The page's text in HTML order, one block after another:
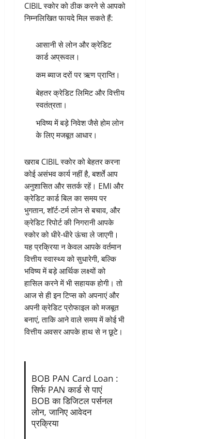
CIBIL स्कोर को ठीक करने से आपको
निम्नलिखित फायदे मिल सकते हैं:
आसानी से लोन और क्रेडिट
कार्ड अप्रूवल।
कम ब्याज दरों पर ऋण प्राप्ति।
बेहतर क्रेडिट लिमिट और वित्तीय
स्वतंत्रता।
भविष्य में बड़े निवेश जैसे होम लोन
के लिए मजबूत आधार।
खराब CIBIL स्कोर को बेहतर करना
कोई असंभव कार्य नहीं है, बशर्ते आप
अनुशासित और सतर्क रहें। EMI और
क्रेडिट कार्ड बिल का समय पर
भुगतान, शॉर्ट-टर्म लोन से बचाव, और
क्रेडिट रिपोर्ट की निगरानी आपके
स्कोर को धीरे-धीरे ऊंचा ले जाएगी।
यह प्रक्रिया न केवल आपके वर्तमान
वित्तीय स्वास्थ्य को सुधारेगी, बल्कि
भविष्य में बड़े आर्थिक लक्ष्यों को
हासिल करने में भी सहायक होगी। तो
आज से ही इन टिप्स को अपनाएं और
अपनी क्रेडिट प्रोफाइल को मजबूत
बनाएं, ताकि आने वाले समय में कोई भी
वित्तीय अवसर आपके हाथ से न छूटे।
BOB PAN Card Loan :
सिर्फ PAN कार्ड से पाएं
BOB का डिजिटल पर्सनल
लोन, जानिए आवेदन
प्रक्रिया